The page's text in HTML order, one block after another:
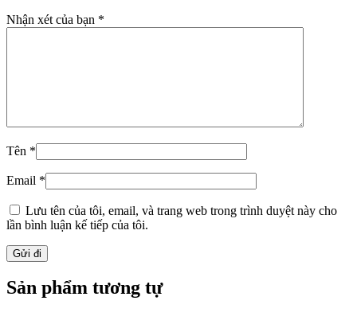
Nhận xét của bạn *
Tên *
Email *
Lưu tên của tôi, email, và trang web trong trình duyệt này cho
lần bình luận kế tiếp của tôi.
Sản phẩm tương tự